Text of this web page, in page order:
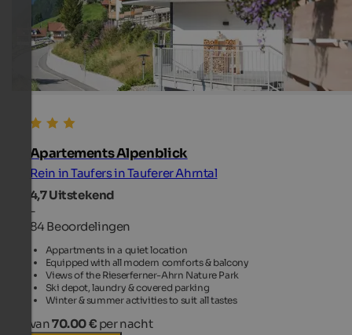
Apartements Alpenblick
Rein in Taufers in Tauferer Ahrntal
4,7Uitstekend
-
84 Beoordelingen
Appartments in a quiet location
Equipped with all modern comforts & balcony
Views of the Rieserferner-Ahrn Nature Park
Ski depot, laundry & covered parking
Winter & summer activities to suit all tastes
van70.00 € per nacht